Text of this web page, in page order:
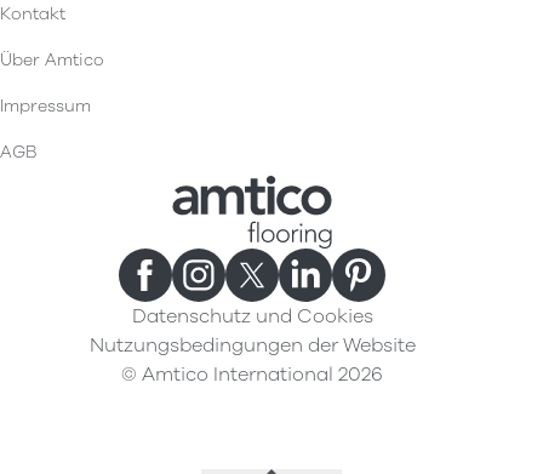
Kontakt
Über Amtico
Impressum
AGB
Datenschutz und Cookies
Nutzungsbedingungen der Website
© Amtico International 2026